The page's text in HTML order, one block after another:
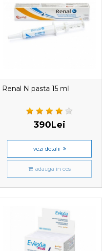
Renal N pasta 15 ml
390Lei
vezi detalii
adauga in cos